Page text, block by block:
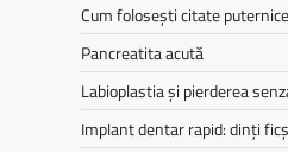
Cum folosești citate
Pancreatita acută
Labioplastia și pierderea
Implant dentar rapid: dinți